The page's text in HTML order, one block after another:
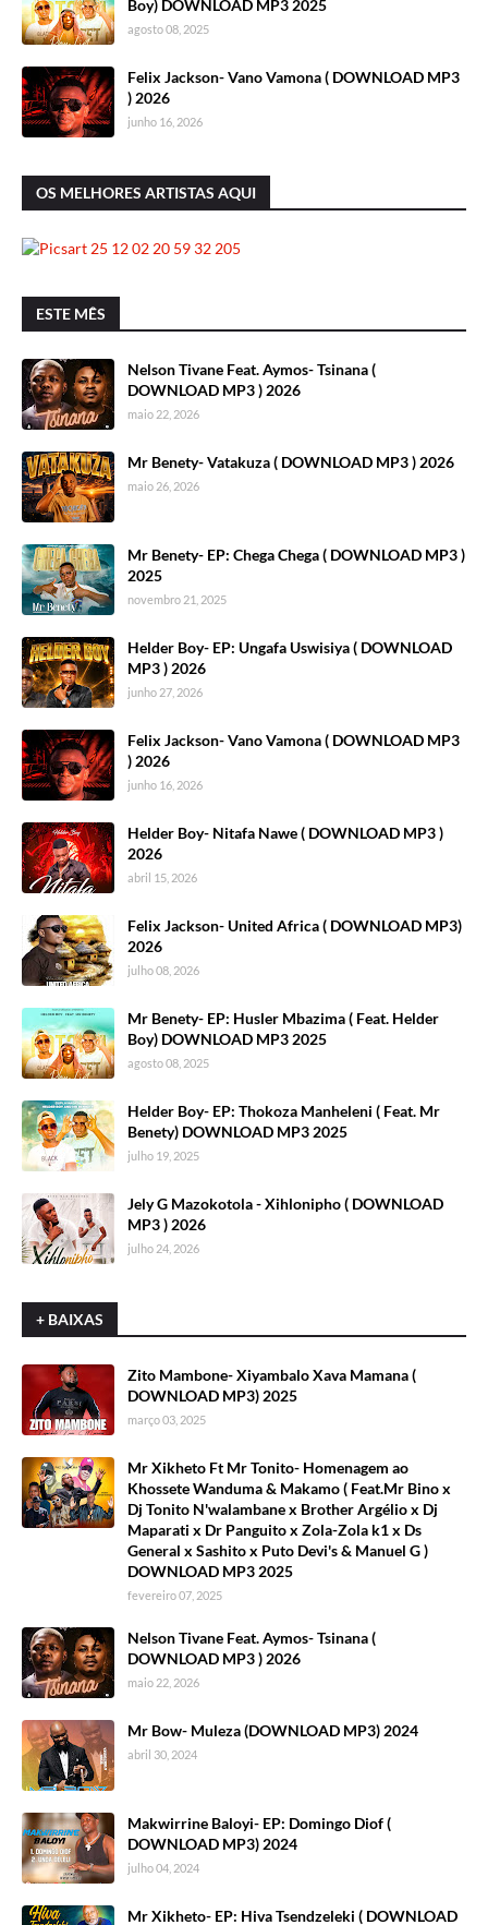
Boy) DOWNLOAD MP3 2025
agosto 08, 2025
Felix Jackson- Vano Vamona ( DOWNLOAD MP3
) 2026
junho 16, 2026
OS MELHORES ARTISTAS AQUI
ESTE MÊS
Nelson Tivane Feat. Aymos- Tsinana (
DOWNLOAD MP3 ) 2026
maio 22, 2026
Mr Benety- Vatakuza ( DOWNLOAD MP3 ) 2026
maio 26, 2026
Mr Benety- EP: Chega Chega ( DOWNLOAD MP3 )
2025
novembro 21, 2025
Helder Boy- EP: Ungafa Uswisiya ( DOWNLOAD
MP3 ) 2026
junho 27, 2026
Felix Jackson- Vano Vamona ( DOWNLOAD MP3
) 2026
junho 16, 2026
Helder Boy- Nitafa Nawe ( DOWNLOAD MP3 )
2026
abril 15, 2026
Felix Jackson- United Africa ( DOWNLOAD MP3)
2026
julho 08, 2026
Mr Benety- EP: Husler Mbazima ( Feat. Helder
Boy) DOWNLOAD MP3 2025
agosto 08, 2025
Helder Boy- EP: Thokoza Manheleni ( Feat. Mr
Benety) DOWNLOAD MP3 2025
julho 19, 2025
Jely G Mazokotola - Xihlonipho ( DOWNLOAD
MP3 ) 2026
julho 24, 2026
+ BAIXAS
Zito Mambone- Xiyambalo Xava Mamana (
DOWNLOAD MP3) 2025
março 03, 2025
Mr Xikheto Ft Mr Tonito- Homenagem ao
Khossete Wanduma & Makamo ( Feat.Mr Bino x
Dj Tonito N'walambane x Brother Argélio x Dj
Maparati x Dr Panguito x Zola-Zola k1 x Ds
General x Sashito x Puto Devi's & Manuel G )
DOWNLOAD MP3 2025
fevereiro 07, 2025
Nelson Tivane Feat. Aymos- Tsinana (
DOWNLOAD MP3 ) 2026
maio 22, 2026
Mr Bow- Muleza (DOWNLOAD MP3) 2024
abril 30, 2024
Makwirrine Baloyi- EP: Domingo Diof (
DOWNLOAD MP3) 2024
julho 04, 2024
Mr Xikheto- EP: Hiva Tsendzeleki ( DOWNLOAD